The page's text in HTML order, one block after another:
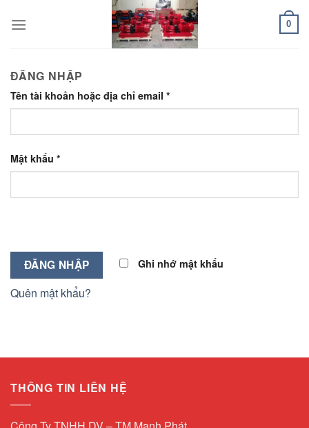
0
ĐĂNG NHẬP
Tên tài khoản hoặc địa chỉ email *
Mật khẩu *
ĐĂNG NHẬP Ghi nhớ mật khẩu
Quên mật khẩu?
THÔNG TIN LIÊN HỆ